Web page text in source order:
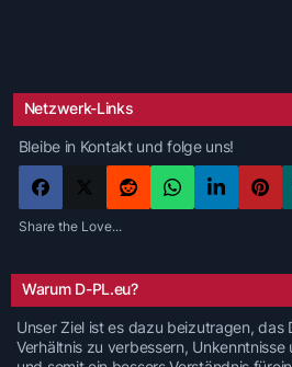
Netzwerk-Links
Bleibe in Kontakt und folge uns!
Share the Love...
Warum D-PL.eu?
Unser Ziel ist es dazu beizutragen, das
Verhältnis zu verbessern,